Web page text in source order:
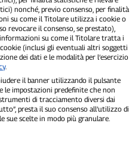
indipendente
1/2/2021 - Tribunale di Pavia
Srls- P.IVA
Secchi- Vicedirettore:Federico
- Cookie Policy
lo trovi su P300.it"
2012-2026
nonché, previo consenso, per finalità
su come il Titolare utilizza i cookie o
revocare il consenso, se prestato),
su come il Titolare tratta i
(inclusi gli eventuali altri soggetti
dei dati e le modalità per l’esercizio
.
il banner utilizzando il pulsante
le impostazioni predefinite che non
di tracciamento diversi dai
presta il suo consenso all’utilizzo di
scelte in modo più granulare.